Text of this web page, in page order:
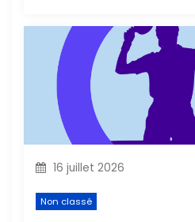
16 juillet 2026
Non classé